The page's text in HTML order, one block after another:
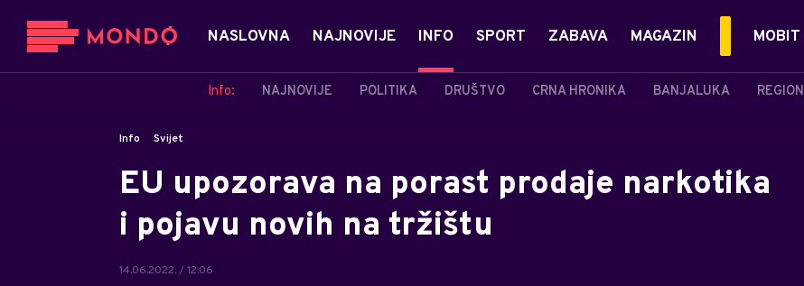
NASLOVNA NAJNOVIJE INFO
Info: NAJNOVIJE POLITIKA DRUŠTVO CRNA HRONIKA BANJALUKA REGION
SPORT ZABAVA MAGAZIN MOBIT
Info Svijet
EU upozorava na porast prodaje narkotika
i pojavu novih na tržištu
14.06.2022. / 12:06